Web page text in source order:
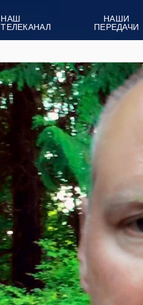
НАШ
ТЕЛЕКАНАЛ
НАШИ
ПЕРЕДАЧИ